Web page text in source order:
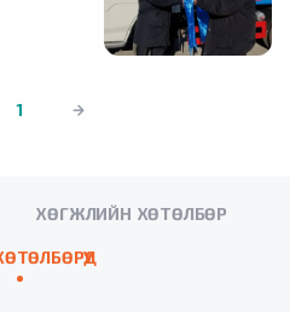
1
ХӨГЖЛИЙН ХӨТӨЛБӨР